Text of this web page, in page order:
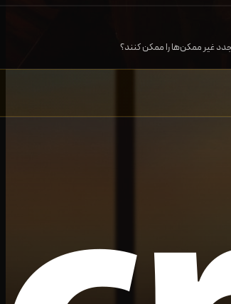
غیر ممکن‌ها را ممکن کنند؟